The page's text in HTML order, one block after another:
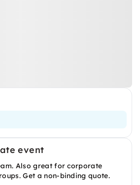
event
Also great for corporate
Get a non-binding quote.